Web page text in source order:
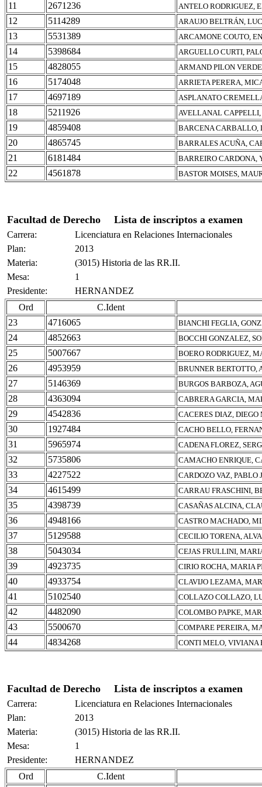
11 2671236 ANTELO RODRIGUEZ,
12 5114289 ARAUJO BELTRÁN,
13 5531389 ARCAMONE COUTO,
14 5398684 ARGUELLO CURTI,
15 4828055 ARMAND PILON
16 5174048 ARRIETA PERERA,
17 4697189 ASPLANATO
18 5211926 AVELLANAL CAPPELLI,
19 4859408 BARCENA CARBALLO,
20 4865745 BARRALES ACUÑA,
21 6181484 BARREIRO CARDONA,
22 4561878 BASTOR MOISES,
Facultad de Derecho Lista de inscriptos a examen
Carrera:
Licenciatura en Relaciones Internacionales
Plan:
2013
Materia:
(3015) Historia de las RR.II.
Mesa:
1
Presidente:
HERNANDEZ
Ord
C.Ident
23
4716065 BIANCHI FEGLIA,
24 4852663 BOCCHI GONZALEZ,
25 5007667 BOERO RODRIGUEZ,
26 4953959 BRUNNER BERTOTTO,
27 5146369 BURGOS BARBOZA,
28 4363094 CABRERA GARCIA,
29 4542836 CACERES DIAZ, DIEGO
30 1927484 CACHO BELLO,
31 5965974 CADENA FLOREZ,
32 5735806 CAMACHO ENRIQUE,
33 4227522 CARDOZO VAZ, PABLO
34 4615499 CARRAU FRASCHINI,
35 4398739 CASAÑAS ALCINA,
36 4948166 CASTRO MACHADO,
37 5129588 CECILIO TORENA,
38 5043034 CEJAS FRULLINI,
39 4923735 CIRIO ROCHA, MARIA
40 4933754 CLAVIJO LEZAMA,
41 5102540 COLLAZO COLLAZO,
42 4482090 COLOMBO PAPKE,
43 5500670 COMPARE PEREIRA,
44 4834268 CONTI MELO, VIVIANA
Facultad de Derecho Lista de inscriptos a examen
Carrera:
Licenciatura en Relaciones Internacionales
Plan:
2013
Materia:
(3015) Historia de las RR.II.
Mesa:
1
Presidente:
HERNANDEZ
Ord
C.Ident